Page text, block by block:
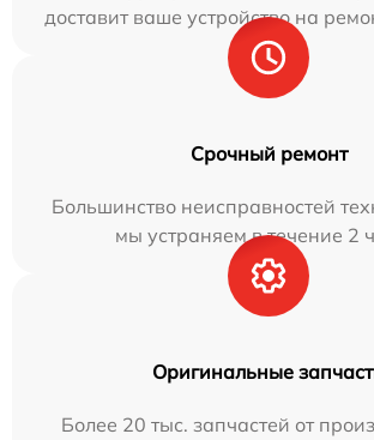
доставит ваше устройство на
Срочный ремонт
Большинство неисправностей
мы устраняем в течение 2
Оригинальные
Более 20 тыс. запчастей от